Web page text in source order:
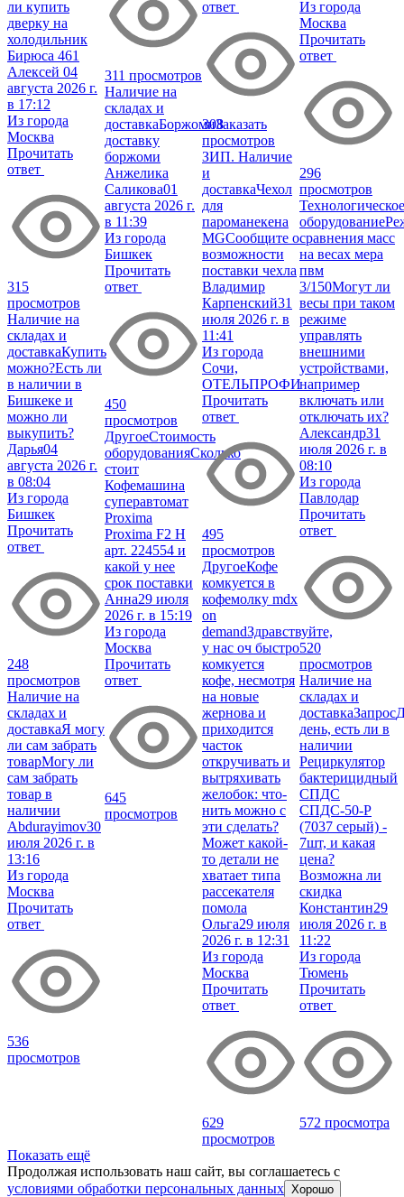
ли купить
дверку на
холодильник
Бирюса 461
Алексей 04
августа 2026 г.
в 17:12
Из города
Москва
Прочитать
ответ
315
просмотров
Наличие на
складах и
доставкаКупить
можно?Есть ли
в наличии в
Бишкеке и
можно ли
выкупить?
Дарья04
августа 2026 г.
в 08:04
Из города
Бишкек
Прочитать
ответ
248
просмотров
Наличие на
складах и
доставкаЯ могу
ли сам забрать
товарМогу ли
сам забрать
товар в
наличии
Abdurayimov30
июля 2026 г. в
13:16
Из города
Москва
Прочитать
ответ
536
просмотров
311 просмотров
Наличие на
складах и
доставкаБоржомиЗаказать
доставку
боржоми
Анжелика
Саликова01
августа 2026 г.
в 11:39
Из города
Бишкек
Прочитать
ответ
450
просмотров
ДругоеСтоимость
оборудованияСколько
стоит
Кофемашина
суперавтомат
Proxima
Proxima F2 H
арт. 224554 и
какой у нее
срок поставки
Анна29 июля
2026 г. в 15:19
Из города
Москва
Прочитать
ответ
645
просмотров
ответ
308
просмотров
ЗИП. Наличие
и
доставкаЧехол
для
пароманекена
MGСообщите о
возможности
поставки чехла
Владимир
Карпенский31
июля 2026 г. в
11:41
Из города
Сочи,
ОТЕЛЬПРОФИ
Прочитать
ответ
495
просмотров
ДругоеКофе
комкуется в
кофемолку mdx
on
demandЗдравствуйте,
у нас оч быстро
комкуется
кофе, несмотря
на новые
жернова и
приходится
часток
откручивать и
вытряхивать
желобок: что-
нить можно с
эти сделать?
Может какой-
то детали не
хватает типа
рассекателя
помола
Ольга29 июля
2026 г. в 12:31
Из города
Москва
Прочитать
ответ
629
просмотров
Из города
Москва
Прочитать
ответ
296
просмотров
Технологическое
оборудование
сравнения масс
на весах мера
пвм
3/150Могут ли
весы при таком
режиме
управлять
внешними
устройствами,
например
включать или
отключать их?
Александр31
июля 2026 г. в
08:10
Из города
Павлодар
Прочитать
ответ
520
просмотров
Наличие на
складах и
доставкаЗапрос
день, есть ли в
наличии
Рециркулятор
бактерицидный
СПДС
СПДС-50-Р
(7037 серый) -
7шт, и какая
цена?
Возможна ли
скидка
Константин29
июля 2026 г. в
11:22
Из города
Тюмень
Прочитать
ответ
572 просмотра
Показать ещё
Продолжая использовать наш сайт, вы соглашаетесь c
условиями обработки персональных данных Хорошо